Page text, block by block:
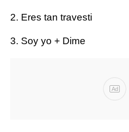
2. Eres tan travesti
3. Soy yo + Dime
Ad